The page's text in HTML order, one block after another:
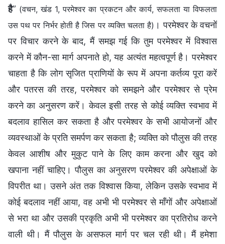
है” (वचन, खंड 1, परमेश्वर का प्रकटन और कार्य, सफलता या विफलता
उस पथ पर निर्भर होती है जिस पर व्यक्ति चलता है) । परमेश्वर के वचनों
पर विचार करने के बाद, मैं समझ गई कि तुम परमेश्वर में विश्वास
करने में कौन-सा मार्ग अपनाते हो, यह अत्यंत महत्वपूर्ण है। परमेश्वर
चाहता है कि लोग सृजित प्राणियों के रूप में अपना कर्तव्य पूरा करें
और पतरस की तरह, परमेश्वर को समझने और परमेश्वर से प्रेम
करने का अनुसरण करें। केवल इसी तरह से कोई व्यक्ति स्वभाव में
बदलाव हासिल कर सकता है और परमेश्वर के सभी आयोजनों और
व्यवस्थाओं के प्रति समर्पण कर सकता है; व्यक्ति को पौलुस की तरह
केवल आशीष और मुकुट पाने के लिए काम करना और खुद को
खपाना नहीं चाहिए। पौलुस का अनुसरण परमेश्वर की अपेक्षाओं के
विपरीत था। उसने अंत तक विश्वास किया, लेकिन उसके स्वभाव में
कोई बदलाव नहीं आया, वह अभी भी परमेश्वर से माँगों और अपेक्षाओं
से भरा था और उसकी प्रकृति अभी भी परमेश्वर का प्रतिरोध करने
वाली थी। मैं पौलुस के असफल मार्ग पर चल रही थी। मैं हमेशा